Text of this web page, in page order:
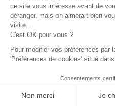
ce site vous intéresse avant de
déranger, mais on aimerait bien
visite...
C'est OK pour vous ?
Pour modifier vos préférences par
'Préférences de cookies' situé
Consentements
Non merci Je